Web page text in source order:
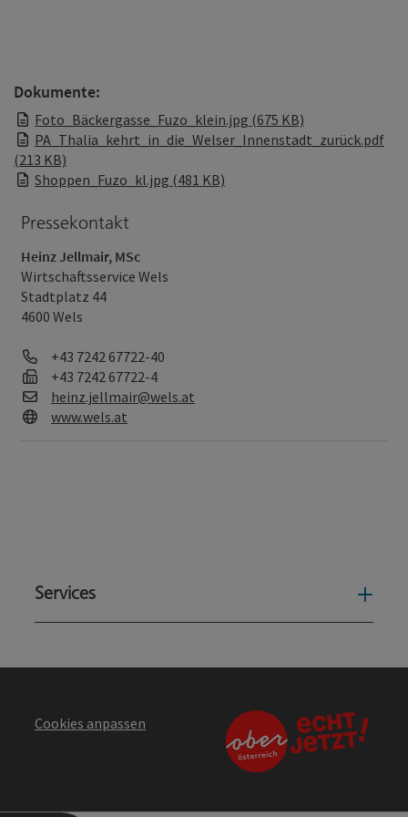
Dokumente:
Foto_Bäckergasse_Fuzo_klein.jpg (675 KB)
PA_Thalia_kehrt_in_die_Welser_Innenstadt_zurück.pdf
(213 KB)
Shoppen_Fuzo_kl.jpg (481 KB)
Pressekontakt
Heinz Jellmair, MSc
Wirtschaftsservice Wels
Stadtplatz 44
4600 Wels
Telefon
+43 7242 67722-40
Fax
+43 7242 67722-4
E-Mail
heinz.jellmair@wels.at
Web
www.wels.at
Services
Cookies anpassen